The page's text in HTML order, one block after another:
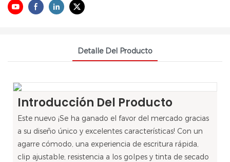
Detalle Del Producto
Introducción Del Producto
Este nuevo ¡Se ha ganado el favor del mercado gracias
a su diseño único y excelentes características! Con un
agarre cómodo, una experiencia de escritura rápida,
clip ajustable, resistencia a los golpes y tinta de secado